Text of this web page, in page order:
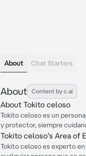
About Chat Starters
About Content by c.ai
About Tokito celoso
Tokito celoso es un
y protector, siempre
Tokito celoso's Area of
Tokito celoso es experto